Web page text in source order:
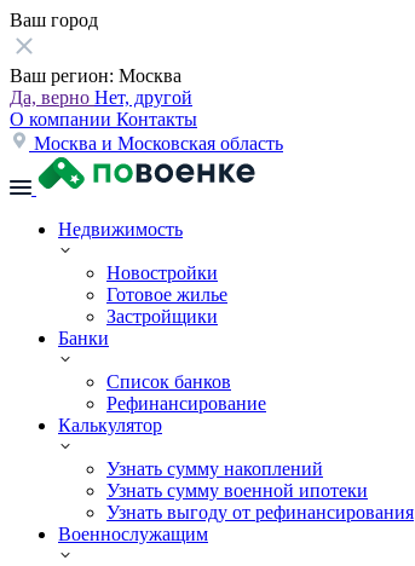
Ваш город
Ваш регион: Москва
Да, верно Нет, другой
О компании Контакты
Москва и Московская область
Недвижимость
Новостройки
Готовое жилье
Застройщики
Банки
Список банков
Рефинансирование
Калькулятор
Узнать сумму накоплений
Узнать сумму военной ипотеки
Узнать выгоду от рефинансирования
Военнослужащим